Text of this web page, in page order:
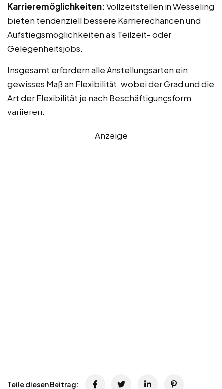
Karrieremöglichkeiten:Vollzeitstellen in Wesseling
bieten tendenziell bessere Karrierechancen und
Aufstiegsmöglichkeiten als Teilzeit- oder
Gelegenheitsjobs.
Insgesamt erfordern alle Anstellungsarten ein
gewisses Maß an Flexibilität, wobei der Grad und die
Art der Flexibilität je nach Beschäftigungsform
variieren.
Anzeige
Teile diesen Beitrag: